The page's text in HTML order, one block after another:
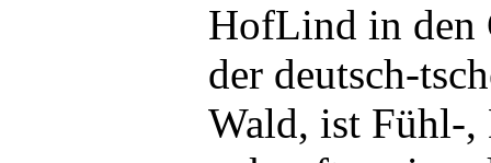
HofLind in den
der deutsch-
Wald, ist Fühl-